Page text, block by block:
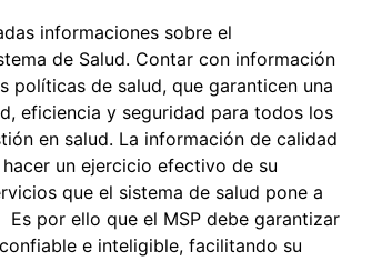
informaciones sobre el
de Salud. Contar con información
políticas de salud, que garanticen una
eficiencia y seguridad para todos los
en salud. La información de calidad
un ejercicio efectivo de su
que el sistema de salud pone a
por ello que el MSP debe garantizar
e inteligible, facilitando su